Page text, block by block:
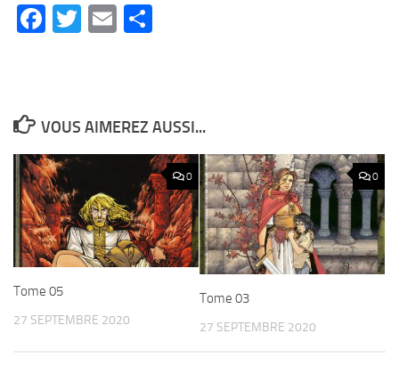
Facebook
Twitter
Email
VOUS AIMEREZ AUSSI...
0
Tome 05
27 SEPTEMBRE 2020
0
Tome 03
27 SEPTEMBRE 2020